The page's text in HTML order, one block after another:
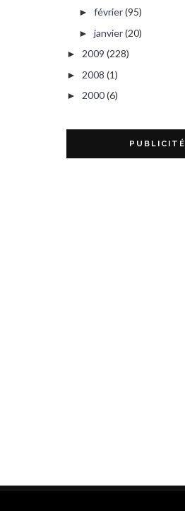
► février(95)
► janvier(20)
► 2009 (228)
► 2008 (1)
► 2000(6)
PUBLICITÉ